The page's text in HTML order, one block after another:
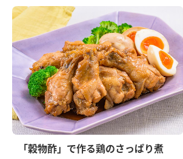
「穀物酢」で作る鶏のさっぱり煮